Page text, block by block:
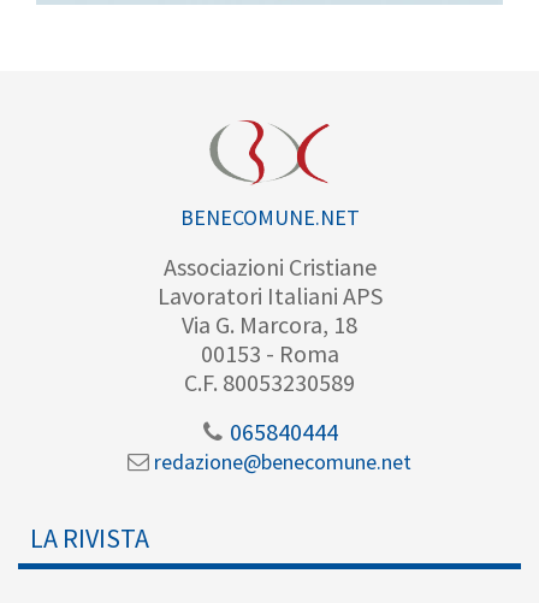
BENECOMUNE.NET
Associazioni Cristiane
Lavoratori Italiani APS
Via G. Marcora, 18
00153 - Roma
C.F. 80053230589
065840444
redazione@benecomune.net
LA RIVISTA